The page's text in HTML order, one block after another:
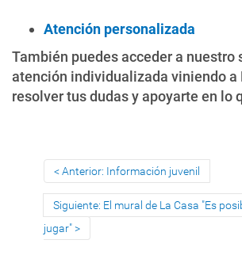
Atención personalizada
También puedes acceder a nuestro
atención individualizada viniendo a
resolver tus dudas y apoyarte en lo
Anterior: Información juvenil
Siguiente: El mural de La Casa "Es
jugar"